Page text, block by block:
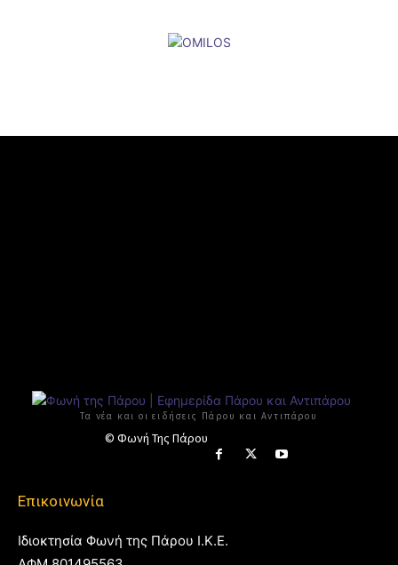
Τα νέα και οι ειδήσεις Πάρου και Αντιπάρου
© Φωνή Της Πάρου
Επικοινωνία
Ιδιοκτησία Φωνή της Πάρου Ι.Κ.Ε.